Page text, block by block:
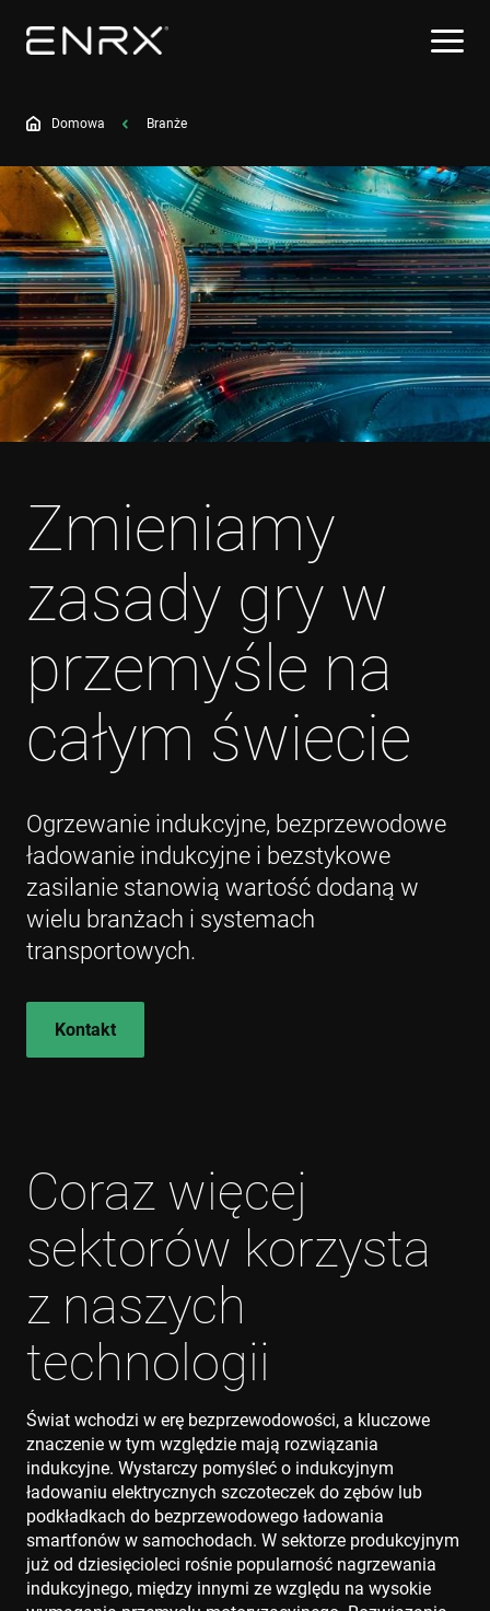
Domowa Branże
Zmieniamy
zasady gry w
przemyśle na
całym świecie
Ogrzewanie indukcyjne, bezprzewodowe
ładowanie indukcyjne i bezstykowe
zasilanie stanowią wartość dodaną w
wielu branżach i systemach
transportowych.
Kontakt
Coraz więcej
sektorów korzysta
z naszych
technologii
Świat wchodzi w erę bezprzewodowości, a kluczowe
znaczenie w tym względzie mają rozwiązania
indukcyjne. Wystarczy pomyśleć o indukcyjnym
ładowaniu elektrycznych szczoteczek do zębów lub
podkładkach do bezprzewodowego ładowania
smartfonów w samochodach. W sektorze produkcyjnym
już od dziesięcioleci rośnie popularność nagrzewania
indukcyjnego, między innymi ze względu na wysokie